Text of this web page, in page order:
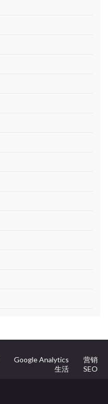
Google Analytics
营销
生活
SEO